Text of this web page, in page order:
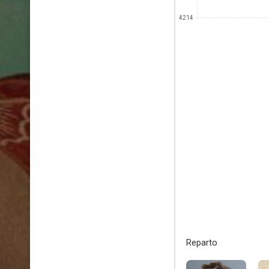
4214
Reparto